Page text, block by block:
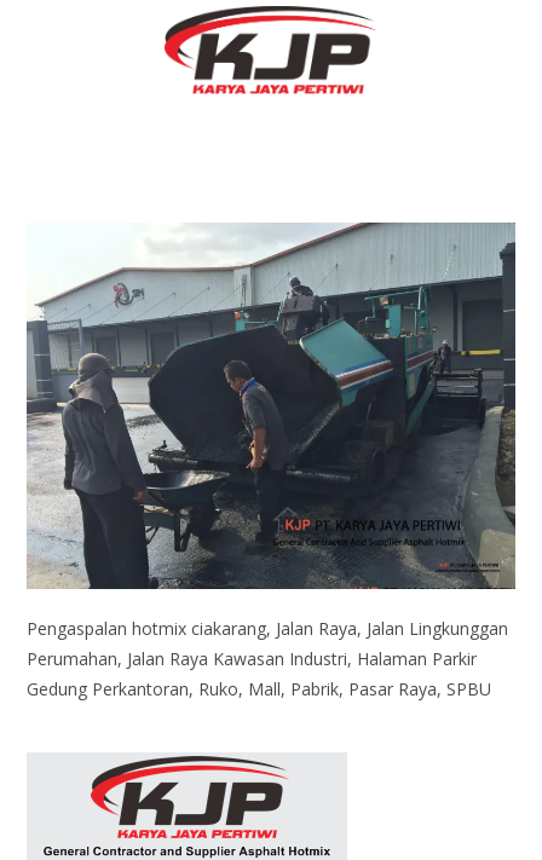
Pengaspalan hotmix ciakarang, Jalan Raya, Jalan Lingkunggan
Perumahan, Jalan Raya Kawasan Industri, Halaman Parkir
Gedung Perkantoran, Ruko, Mall, Pabrik, Pasar Raya, SPBU